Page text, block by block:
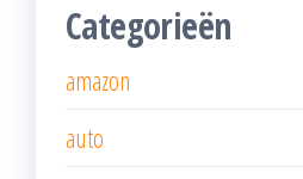
Categorieën
amazon
auto